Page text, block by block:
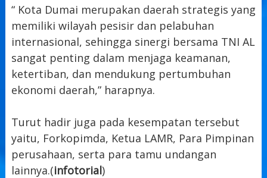
“ Kota Dumai merupakan daerah strategis yang
memiliki wilayah pesisir dan pelabuhan
internasional, sehingga sinergi bersama TNI AL
sangat penting dalam menjaga keamanan,
ketertiban, dan mendukung pertumbuhan
ekonomi daerah,” harapnya.
Turut hadir juga pada kesempatan tersebut
yaitu, Forkopimda, Ketua LAMR, Para Pimpinan
perusahaan, serta para tamu undangan
lainnya.(infotorial)